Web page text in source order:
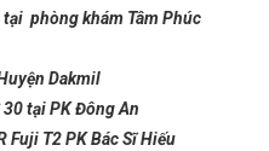
phòng khám Tâm Phúc
Dakmil
30 tại PK Đông An
Fuji T2 PK Bác Sĩ Hiếu